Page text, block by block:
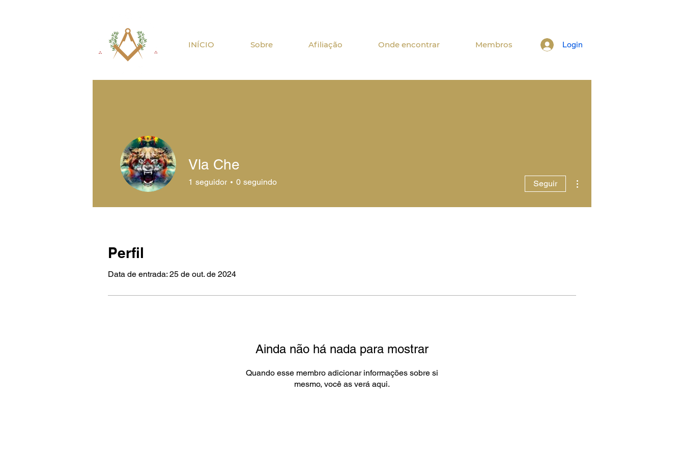
INÍCIO Sobre Afiliação Onde encontrar Membros Login
Perfil
Data de entrada: 25 de out. de 2024
Ainda não há nada para mostrar
Quando esse membro adicionar informações sobre si
mesmo, você as verá aqui.
Vla Che
1 seguidor 0 seguindo Seguir